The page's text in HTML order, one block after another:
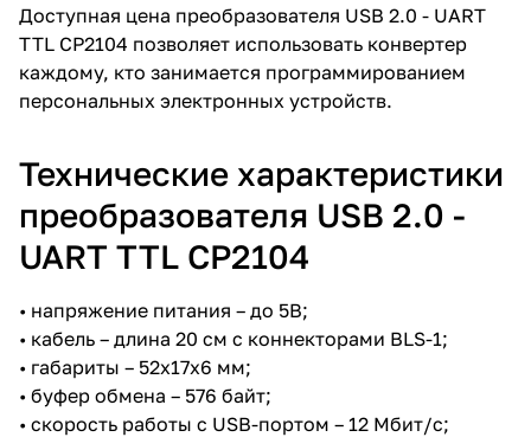
Доступная цена преобразователя USB 2.0 - UART
TTL CP2104 позволяет использовать конвертер
каждому, кто занимается программированием
персональных электронных устройств.
Технические характеристики
преобразователя USB 2.0 -
UART TTL CP2104
• напряжение питания – до 5В;
• кабель – длина 20 см с коннекторами BLS-1;
• габариты – 52х17х6 мм;
• буфер обмена – 576 байт;
• скорость работы с USB-портом – 12 Мбит/с;